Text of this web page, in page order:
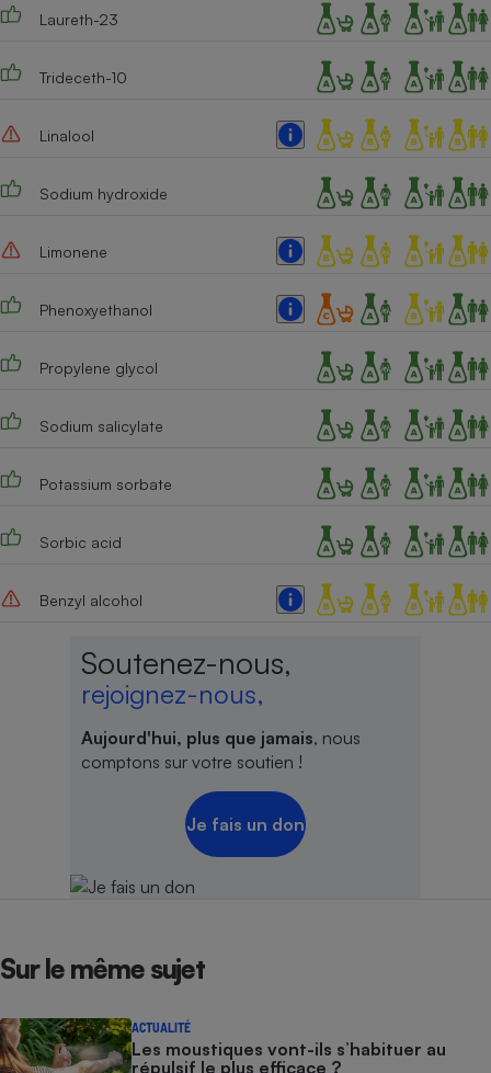
Laureth-23
Trideceth-10
Linalool
Sodium hydroxide
Limonene
Phenoxyethanol
Propylene glycol
Sodium salicylate
Potassium sorbate
Sorbic acid
Benzyl alcohol
Soutenez-nous,
rejoignez-nous,
Aujourd'hui, plus que jamais, nous
comptons sur votre soutien !
Je fais un don
Sur le même sujet
ACTUALITÉ
Les moustiques vont-ils s’habituer au
répulsif le plus efficace ?